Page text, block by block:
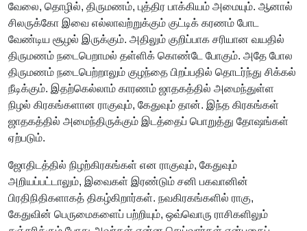
வேலை, தொழில், திருமணம், புத்திர பாக்கியம் அமையும். ஆனால்
சிலருக்கோ இவை எல்லாவற்றுக்கும் குட்டிக் கரணம் போட
வேண்டிய சூழல் இருக்கும். அதிலும் குறிப்பாக சரியான வயதில்
திருமணம் நடைபெறாமல் தள்ளிக் கொண்டே போகும். அதே போல
திருமணம் நடைபெற்றாலும் குழந்தை பிறப்பதில் தொடர்ந்து சிக்கல்
நீடிக்கும். இதற்கெல்லாம் காரணம் ஜாதகத்தில் அமைந்துள்ள
நிழல் கிரகங்களான ராகுவும், கேதுவும் தான். இந்த கிரகங்கள்
ஜாதகத்தில் அமைந்திருக்கும் இடத்தைப் பொறுத்து தோஷங்கள்
ஏற்படும்.
ஜோதிடத்தில் நிழற்கிரகங்கள் என ராகுவும், கேதுவும்
அறியப்பட்டாலும், இவைகள் இரண்டும் சனி பகவானின்
பிரதிநிதிகளாகத் திகழ்கிறார்கள். நவகிரகங்களில் ராகு,
கேதுவின் பெருமைகளைப் பற்றியும், ஒவ்வொரு ராசிகளிலும்